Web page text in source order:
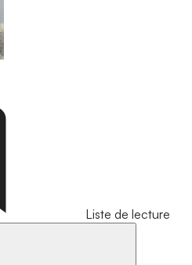
Liste de lecture